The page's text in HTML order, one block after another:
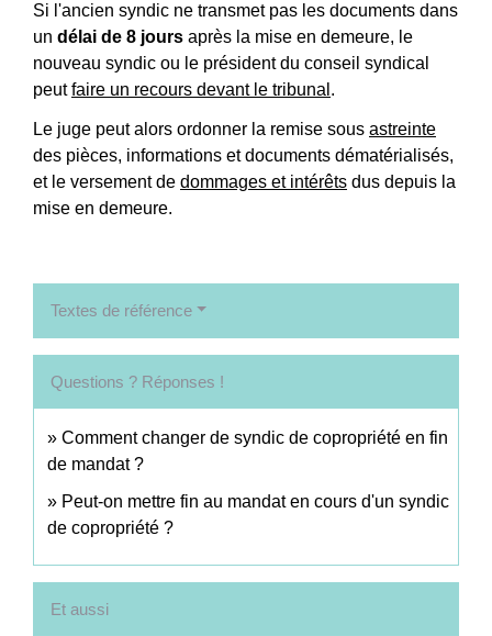
Si l'ancien syndic ne transmet pas les documents dans
un délai de 8 jours après la mise en demeure, le
nouveau syndic ou le président du conseil syndical
peutfaire un recours devant le tribunal .
Le juge peut alors ordonner la remise sous astreinte
des pièces, informations et documents dématérialisés,
et le versement de dommages et intérêts dus depuis la
mise en demeure.
Textes de référence
Questions ? Réponses !
Comment changer de syndic de copropriété en fin
de mandat ?
Peut-on mettre fin au mandat en cours d'un syndic
de copropriété ?
Et aussi